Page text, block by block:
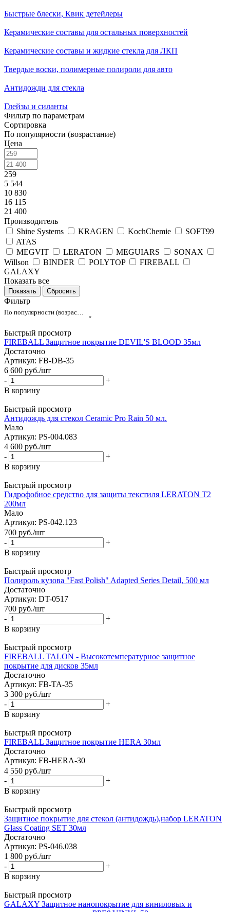
Быстрые блески, Квик детейлеры
Керамические составы для остальных поверхностей
Керамические составы и жидкие стекла для ЛКП
Твердые воски, полимерные полироли для авто
Антидожди для стекла
Глейзы и силанты
Фильтр по параметрам
Сортировка
По популярности (возрастание)
Цена
259
5 544
10 830
16 115
21 400
Производитель
Shine Systems
KRAGEN KochChemie
SOFT99
ATAS
MEGVIT
LERATON MEGUIARS
SONAX
Willson
BINDER POLYTOP
FIREBALL
GALAXY
Показать все
Сбросить
Фильтр
Быстрый просмотр
FIREBALL Защитное покрытие DEVIL'S BLOOD 35мл
Достаточно
Артикул: FB-DB-35
6 600 руб./шт
-
+
В корзину
Быстрый просмотр
Антидождь для стекол Ceramic Pro Rain 50 мл.
Мало
Артикул: PS-004.083
4 600 руб./шт
-
+
В корзину
Быстрый просмотр
Гидрофобное средство для защиты текстиля LERATON T2
200мл
Мало
Артикул: PS-042.123
700 руб./шт
-
+
В корзину
Быстрый просмотр
Полироль кузова "Fast Polish" Adapted Series Detail, 500 мл
Достаточно
Артикул: DT-0517
700 руб./шт
-
+
В корзину
Быстрый просмотр
FIREBALL TALON - Высокотемпературное защитное
покрытие для дисков 35мл
Достаточно
Артикул: FB-TA-35
3 300 руб./шт
-
+
В корзину
Быстрый просмотр
FIREBALL Защитное покрытие HERA 30мл
Достаточно
Артикул: FB-HERA-30
4 550 руб./шт
-
+
В корзину
Быстрый просмотр
Защитное покрытие для стекол (антидождь),набор LERATON
Glass Coating SET 30мл
Достаточно
Артикул: PS-046.038
1 800 руб./шт
-
+
В корзину
Быстрый просмотр
GALAXY Защитное нанопокрытие для виниловых и